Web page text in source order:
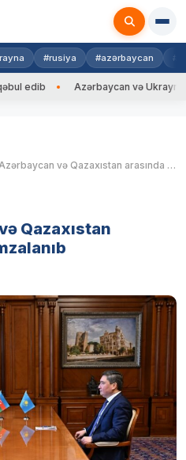
#rusiya #azərbaycan
Azərbaycan və Ukrayna XİN
Bakıda Azərbaycan və Qazaxıstan arasında sənədlər imzalanıb
Qazaxıstan